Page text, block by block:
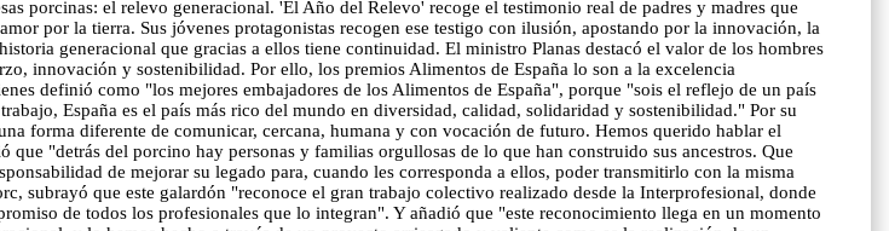
porcinas: el relevo generacional. 'El Año del Relevo' recoge el testimonio real de padres y madres que
por la tierra. Sus jóvenes protagonistas recogen ese testigo con ilusión, apostando por la innovación, la
generacional que gracias a ellos tiene continuidad. El ministro Planas destacó el valor de los hombres
innovación y sostenibilidad. Por ello, los premios Alimentos de España lo son a la excelencia
definió como "los mejores embajadores de los Alimentos de España", porque "sois el reflejo de un país
España es el país más rico del mundo en diversidad, calidad, solidaridad y sostenibilidad." Por su
forma diferente de comunicar, cercana, humana y con vocación de futuro. Hemos querido hablar el
"detrás del porcino hay personas y familias orgullosas de lo que han construido sus ancestros. Que
de mejorar su legado para, cuando les corresponda a ellos, poder transmitirlo con la misma
subrayó que este galardón "reconoce el gran trabajo colectivo realizado desde la Interprofesional, donde
de todos los profesionales que lo integran". Y añadió que "este reconocimiento llega en un momento